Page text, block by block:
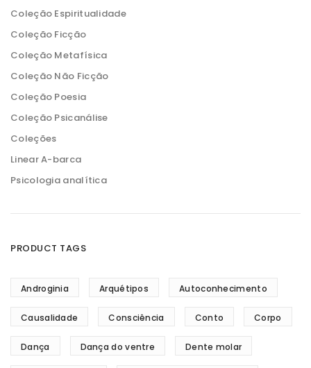
Coleção Espiritualidade
Coleção Ficção
Coleção Metafísica
Coleção Não Ficção
Coleção Poesia
Coleção Psicanálise
Coleções
Linear A-barca
Psicologia analítica
PRODUCT TAGS
Androginia Arquétipos Autoconhecimento
Causalidade Consciência Conto Corpo
Dança Dança do ventre Dente molar